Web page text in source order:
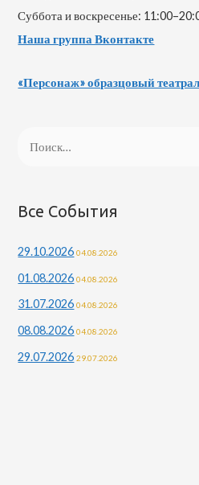
Суббота и воскресенье:
Наша группа Вконтакте
«Персонаж» образцовый
т
:
Все События
29.10.2026 04.08.2026
01.08.2026 04.08.2026
31.07.2026 04.08.2026
08.08.2026 04.08.2026
29.07.2026 29.07.2026